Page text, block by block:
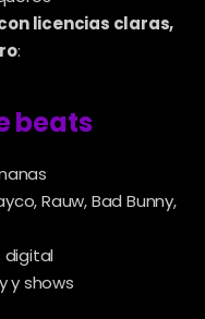
licencias claras,
:
beats
Rauw, Bad Bunny,
digital
y shows